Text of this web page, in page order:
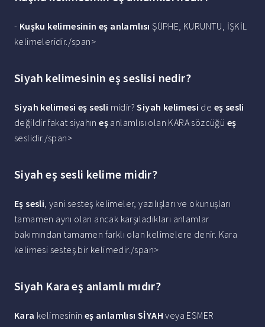
- Kuşku kelimesinin eş anlamlısı ŞÜPHE, KURUNTU, İŞKİL
kelimeleridir./span>
Siyah kelimesinin eş seslisi nedir?
Siyah kelimesi eş sesli midir?Siyah kelimesi de eş sesli
değildir fakat siyahıneş anlamlısı olan KARA sözcüğü eş
seslidir./span>
Siyah eş sesli kelime midir?
Eş sesli, yani sesteş kelimeler, yazılışları ve okunuşları
tamamen aynı olan ancak karşıladıkları anlamlar
bakımından tamamen farklı olan kelimelere denir. Kara
kelimesi sesteş bir kelimedir./span>
Siyah Kara eş anlamlı mıdır?
Kara kelimesinin eş anlamlısı SİYAH veya ESMER